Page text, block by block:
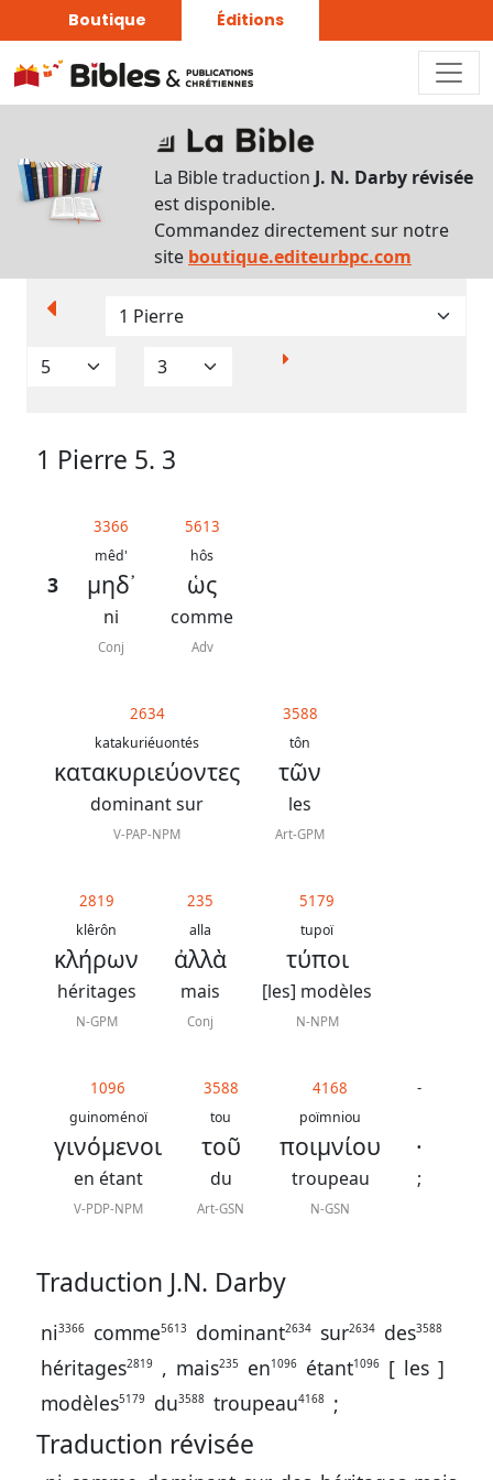
Boutique Éditions
La Bible traduction J. N. Darby révisée
est disponible.
Commandez directement sur notre
site boutique.editeurbpc.com
1 Pierre 5. 3
3
3366
mêd'
μηδ᾿
ni
Conj
5613
hôs
ὡς
comme
Adv
2634
katakuriéuontés
κατακυριεύοντες
dominant sur
V-PAP-NPM
3588
tôn
τῶν
les
Art-GPM
2819
klêrôn
κλήρων
héritages
N-GPM
235
alla
ἀλλὰ
mais
Conj
5179
tupoï
τύποι
[les] modèles
N-NPM
1096
guinoménoï
γινόμενοι
en étant
V-PDP-NPM
3588
tou
τοῦ
du
Art-GSN
4168
poïmniou
ποιμνίου
troupeau
N-GSN
-
·
;
Traduction J.N. Darby
ni3366 comme5613 dominant2634 sur2634 des3588
héritages2819 , mais235 en1096 étant1096 [ les ]
modèles5179 du3588 troupeau4168 ;
Traduction révisée
d’affichage
Par
verset
Translittérations
Analyse
généraux
Abréviations
grammaticales
chapitre
Bible
Traduction
révisée
Bible
J.
Darby
Nous